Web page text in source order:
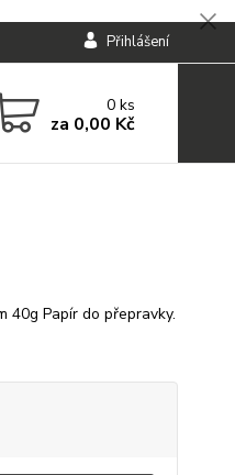
Přihlášení
0ks
za 0,00 Kč
Papír do přepravky.